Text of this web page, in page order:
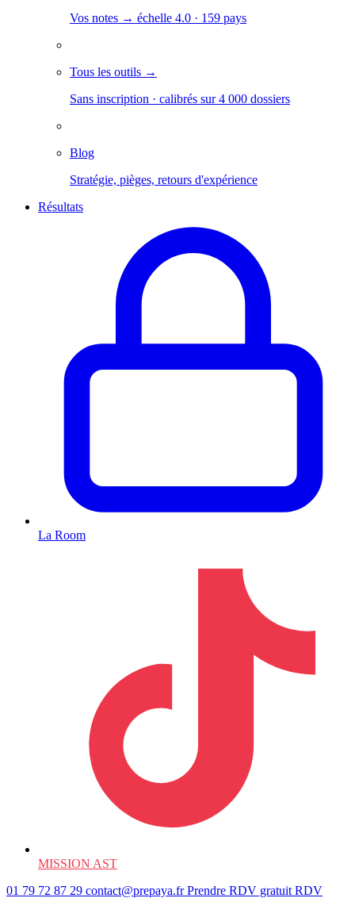
Vos notes → échelle 4.0 · 159 pays
Tous les outils →
Sans inscription · calibrés sur 4 000 dossiers
Blog
Stratégie, pièges, retours d'expérience
Résultats
La Room
MISSION AST
01 79 72 87 29 contact@prepaya.frPrendre RDV gratuit RDV